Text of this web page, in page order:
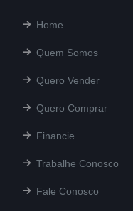
Home
Quem Somos
Quero Vender
Quero Comprar
Financie
Trabalhe Conosco
Fale Conosco